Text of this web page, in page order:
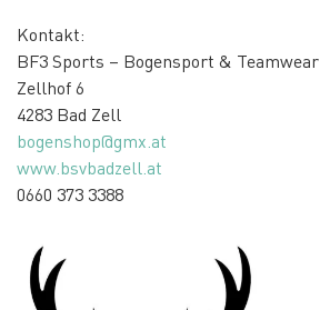
Kontakt:
BF3 Sports – Bogensport & Teamwear
Zellhof 6
4283 Bad Zell
bogenshop@gmx.at
www.bsvbadzell.at
0660 373 3388